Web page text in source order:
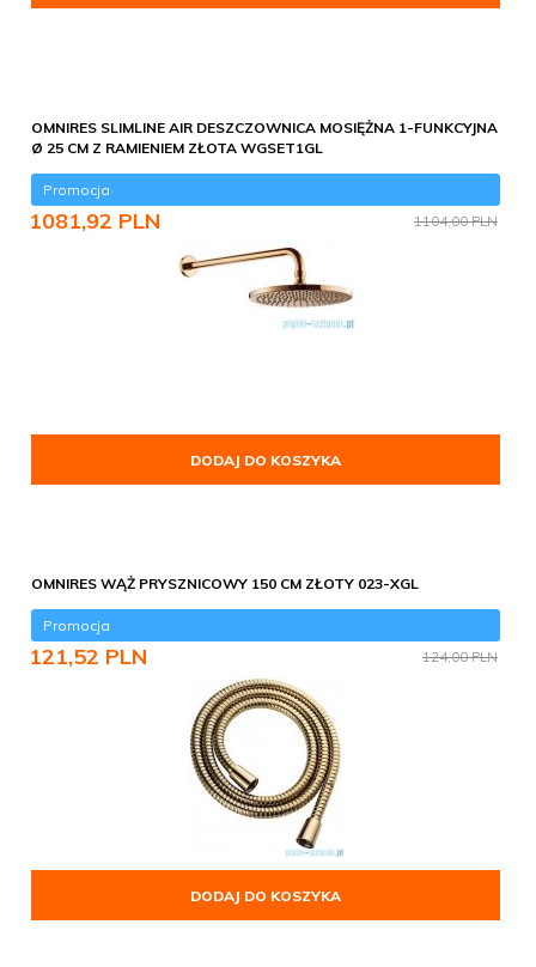
OMNIRES SLIMLINE AIR DESZCZOWNICA MOSIĘŻNA 1-FUNKCYJNA
Ø 25 CM Z RAMIENIEM ZŁOTA WGSET1GL
Promocja
1081,92 PLN 1104,00 PLN
DODAJ DO KOSZYKA
OMNIRES WĄŻ PRYSZNICOWY 150 CM ZŁOTY 023-XGL
Promocja
121,52 PLN 124,00 PLN
DODAJ DO KOSZYKA